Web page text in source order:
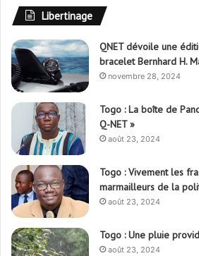
Libertinage
QNET dévoile une
bracelet Bernhard H.
novembre 28, 2024
Togo : La boîte de
Q-NET »
août 23, 2024
Togo : Vivement les
marmailleurs de la
août 23, 2024
Togo : Une pluie
août 23, 2024